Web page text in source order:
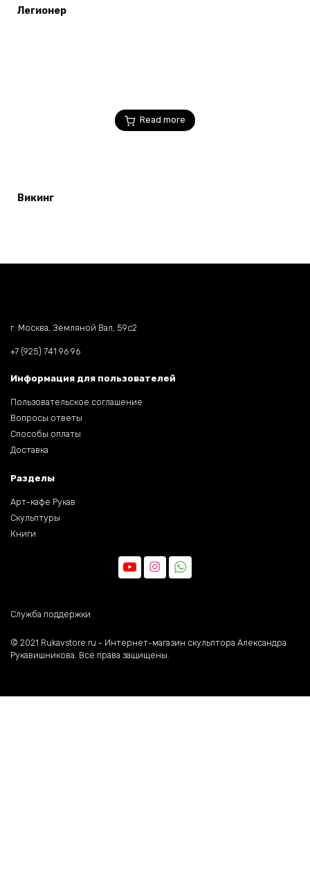
Легионер
Read more
Викинг
г. Москва, Земляной Вал, 59c2
+7 (925) 741 96 96
Информация для пользователей
Пользовательское соглашение
Вопросы ответы
Способы оплаты
Доставка
Разделы
Арт-кафе Рукав
Скульптуры
Книги
Служба поддержки
©️ 2021 Rukavstore.ru - Интернет-магазин скульптора Александра
Рукавишникова. Все права защищены.